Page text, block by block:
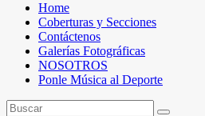
Home
Coberturas y Secciones
Contáctenos
Galerías Fotográficas
NOSOTROS
Ponle Música al Deporte